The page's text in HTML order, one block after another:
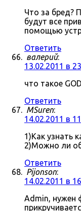
Что за бред?
будут все
помощью
Ответить
валерий:
13.02.2011 в
что такое
Ответить
MSuren:
14.02.2011 в
1)Как узнать
2)Можно ли
Ответить
Pijonson:
14.02.2011 в
Admin, нужен